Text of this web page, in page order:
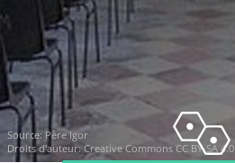
Source: Père Igor
Droits d'auteur: Creative Commons CC BY-SA 4.0